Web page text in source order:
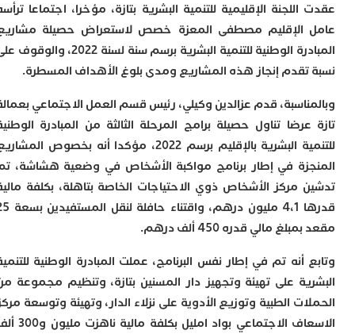
الإقليمية للتنمية البشرية بتازة، مؤخرا، اجتماعا ترأسه
الإقليم مصطفى المعزة خصص لاستعراض حصيلة مشاريع
المبادرة الوطنية للتنمية البشرية برسم سنة لسنة 2022، والوقوف على
إنجاز هذه المشاريع ومدى بلوغ الأهداف المسطرة.
قدم عزالدين وكيلي، رئيس قسم العمل الاجتماعي بعمالة
تناول حصيلة برامج المرحلة الثالثة من المبادرة الوطنية
للتنمية البشرية بالإقليم برسم 2022، مؤكدا أنه بخصوص المشاريع
في إطار برنامج مواكبة الأشخاص في وضعية هشاشة، تم
مركز الأشخاص ذوي الاحتياجات الخاصة بتاهلة، بكلفة مالية
قدرها 4،1 مليون درهم، واقتناء حافلة لنقل المستفيدين بسعة 25
مالي قدره 450 ألف درهم.
أنه تم في إطار نفس البرنامج، عملت المبادرة الوطنية للتنمية
على تهيئة وتجهيز دار المسنين بتازة، وتنظيم مجموعة من
الطبية وتوزيع الأدوية على نزلاء الدار، وتهيئة وتوسعة مركز
الاسعاف الاجتماعي بواد امليل بكلفة مالية ناهزت مليون و300 ألف